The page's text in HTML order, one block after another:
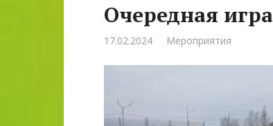
Очередная игра
17.02.2024 Мероприятия